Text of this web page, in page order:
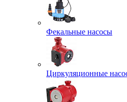
Фекальные насосы
Циркуляционные